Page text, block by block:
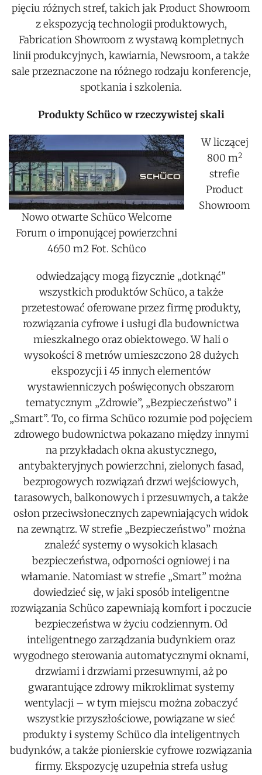
pięciu różnych stref, takich jak Product Showroom
z ekspozycją technologii produktowych,
Fabrication Showroom z wystawą kompletnych
linii produkcyjnych, kawiarnia, Newsroom, a także
sale przeznaczone na różnego rodzaju konferencje,
spotkania i szkolenia.
Produkty Schüco w rzeczywistej skali
Nowo otwarte Schüco Welcome
Forum o imponującej powierzchni
4650 m2 Fot. Schüco
W liczącej
800 m2
strefie
Product
Showroom
odwiedzający mogą fizycznie „dotknąć”
wszystkich produktów Schüco, a także
przetestować oferowane przez firmę produkty,
rozwiązania cyfrowe i usługi dla budownictwa
mieszkalnego oraz obiektowego. W hali o
wysokości 8 metrów umieszczono 28 dużych
ekspozycji i 45 innych elementów
wystawienniczych poświęconych obszarom
tematycznym „Zdrowie”, „Bezpieczeństwo” i
„Smart”. To, co firma Schüco rozumie pod pojęciem
zdrowego budownictwa pokazano między innymi
na przykładach okna akustycznego,
antybakteryjnych powierzchni, zielonych fasad,
bezprogowych rozwiązań drzwi wejściowych,
tarasowych, balkonowych i przesuwnych, a także
osłon przeciwsłonecznych zapewniających widok
na zewnątrz. W strefie „Bezpieczeństwo” można
znaleźć systemy o wysokich klasach
bezpieczeństwa, odporności ogniowej i na
włamanie. Natomiast w strefie „Smart” można
dowiedzieć się, w jaki sposób inteligentne
rozwiązania Schüco zapewniają komfort i poczucie
bezpieczeństwa w życiu codziennym. Od
inteligentnego zarządzania budynkiem oraz
wygodnego sterowania automatycznymi oknami,
drzwiami i drzwiami przesuwnymi, aż po
gwarantujące zdrowy mikroklimat systemy
wentylacji – w tym miejscu można zobaczyć
wszystkie przyszłościowe, powiązane w sieć
produkty i systemy Schüco dla inteligentnych
budynków, a także pionierskie cyfrowe rozwiązania
firmy. Ekspozycję uzupełnia strefa usług